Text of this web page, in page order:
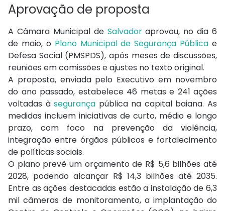
Aprovação de proposta
A Câmara Municipal deSalvadoraprovou, no dia 6
de maio, o Plano Municipal de Segurança Pública e
Defesa Social (PMSPDS), após meses de discussões,
reuniões em comissões e ajustes no texto original.
A proposta, enviada pelo Executivo em novembro
do ano passado, estabelece 46 metas e 241 ações
voltadas àsegurança pública na capital baiana. As
medidas incluem iniciativas de curto, médio e longo
prazo, com foco na prevenção da violência,
integração entre órgãos públicos e fortalecimento
de políticas sociais.
O plano prevê um orçamento de R$ 5,6 bilhões até
2028, podendo alcançar R$ 14,3 bilhões até 2035.
Entre as ações destacadas estão a instalação de 6,3
mil câmeras de monitoramento, a implantação do